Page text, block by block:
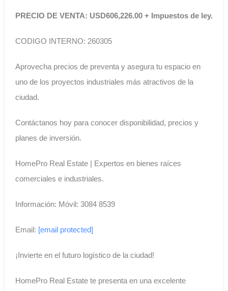
PRECIO DE VENTA: USD606,226.00 + Impuestos de ley.
CODIGO INTERNO: 260305
Aprovecha precios de preventa y asegura tu espacio en
uno de los proyectos industriales más atractivos de la
ciudad.
Contáctanos hoy para conocer disponibilidad, precios y
planes de inversión.
HomePro Real Estate | Expertos en bienes raíces
comerciales e industriales.
Información: Móvil: 3084 8539
Email: [email protected]
¡Invierte en el futuro logístico de la ciudad!
HomePro Real Estate te presenta en una excelente